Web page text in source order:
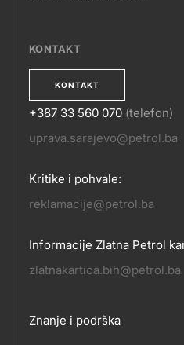
KONTAKT
KONTAKT
KONTAKT
+387 33 560 070 (telefon)
uprava.sarajevo@petrol.ba
Kritike i pohvale:
reklamacije@petrol.ba
Informacije Zlatna Petrol
zlatnakartica.bih@petrol.ba
Footer
Znanje i podrška